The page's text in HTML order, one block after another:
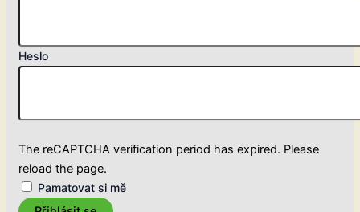
Heslo
The reCAPTCHA verification period has expired. Please
reload the page.
Pamatovat si mě